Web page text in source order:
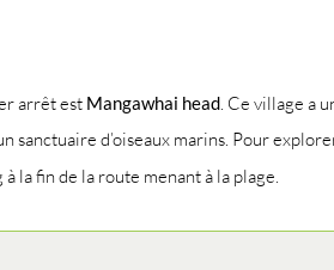
arrêt est Mangawhai head. Ce village a
sanctuaire d’oiseaux marins. Pour
la fin de la route menant à la plage.